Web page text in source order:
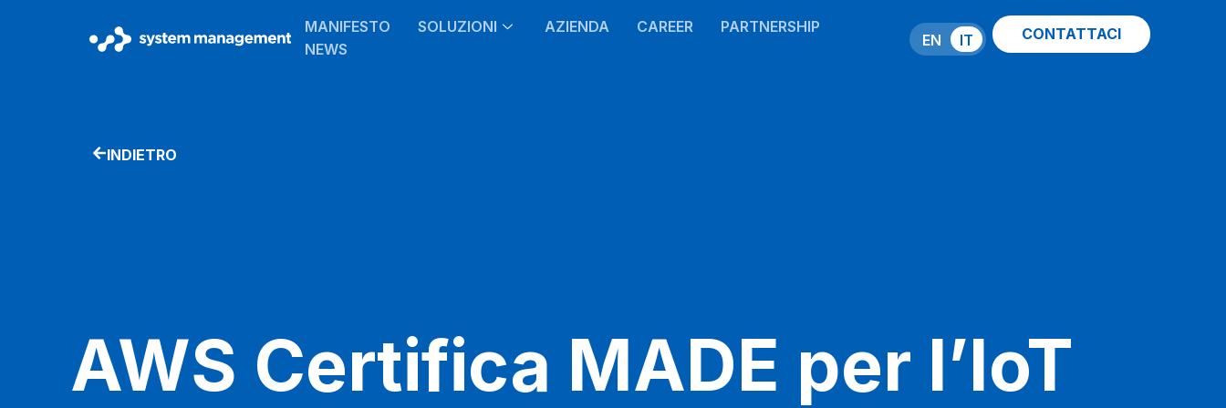
MANIFESTO SOLUZIONI AZIENDA CAREER
PARTNERSHIP
NEWS
IT
EN CONTATTACI
INDIETRO
AWS Certifica MADE per l’IoT